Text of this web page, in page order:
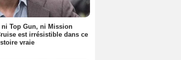
Top Gun, ni Mission
est irrésistible dans ce
vraie